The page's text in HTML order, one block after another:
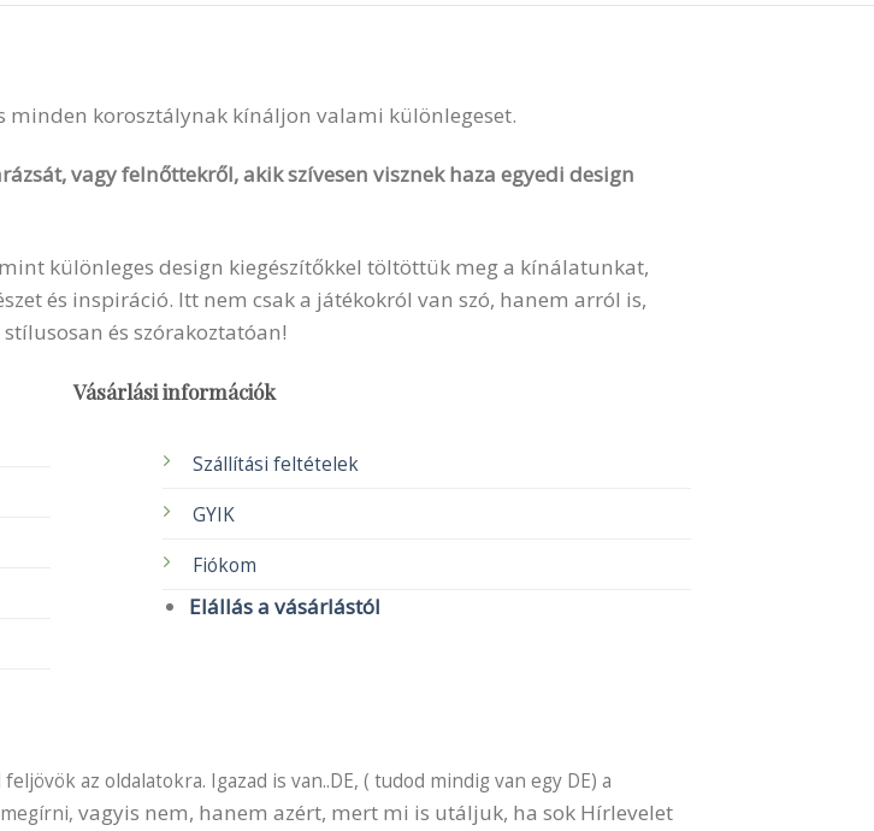
minden korosztálynak kínáljon valami különlegeset.
vagy felnőttekről, akik szívesen visznek haza egyedi design
különleges design kiegészítőkkel töltöttük meg a kínálatunkat,
és inspiráció. Itt nem csak a játékokról van szó, hanem arról is,
és szórakoztatóan!
Vásárlási információk
Szállítási feltételek
GYIK
Fiókom
Elállás a vásárlástól
az oldalatokra. Igazad is van..DE, ( tudod mindig van egy DE) a
vagyis nem, hanem azért, mert mi is utáljuk, ha sok Hírlevelet